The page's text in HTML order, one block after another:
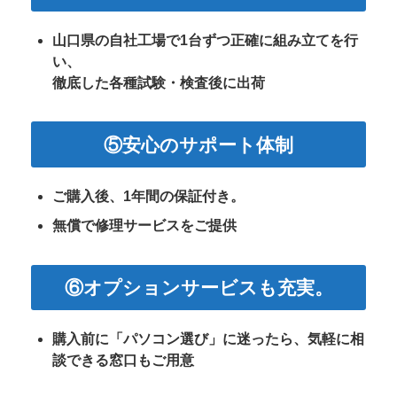
山口県の自社工場で1台ずつ正確に組み立てを行
い、
徹底した各種試験・検査後に出荷
⑤安心のサポート体制
ご購入後、1年間の保証付き。
無償で修理サービスをご提供
⑥オプションサービスも充実。
購入前に「パソコン選び」に迷ったら、 気軽に相
談できる窓口もご用意